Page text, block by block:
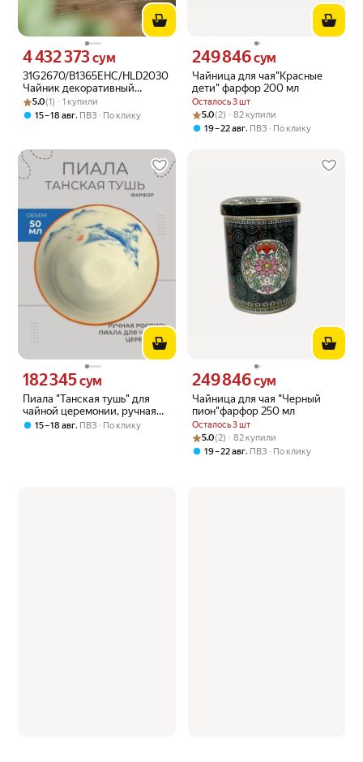
31G2670/B1365EHC/HLD2030
Чайник декоративный
22х15х22см, Glasar
Цена 4432373 сум вместо
4 432 373сум
Рейтинг товара: 5.0 из 5
Оценок: (1) · 1 купили
5.0(1) · 1 купили
15 – 18 авг, ПВЗ По клику
Чайница для чая"Красные
дети" фарфор 200 мл
Осталось 3 шт
Цена 249846 сум вместо
249 846сум
Рейтинг товара: 5.0 из 5
Оценок: (2) · 82 купили
5.0(2) · 82 купили
19 – 22 авг, ПВЗ По клику
Пиала "Танская тушь" для
чайной церемонии, ручная
роспись, 50 мл
Цена 182345 сум вместо
182 345сум
15 – 18 авг, ПВЗ По клику
Чайница для чая "Черный
пион"фарфор 250 мл
Осталось 3 шт
Цена 249846 сум вместо
249 846сум
Рейтинг товара: 5.0 из 5
Оценок: (2) · 82 купили
5.0(2) · 82 купили
19 – 22 авг, ПВЗ По клику